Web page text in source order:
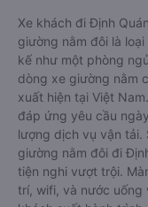
Xe khách đi Định
giường nằm đôi là
kế như một phòng
dòng xe giường nằm
xuất hiện tại Việt
đáp ứng yêu cầu
lượng dịch vụ vận tải.
giường nằm đôi đi
tiện nghi vượt trội.
trí, wifi, và nước uống